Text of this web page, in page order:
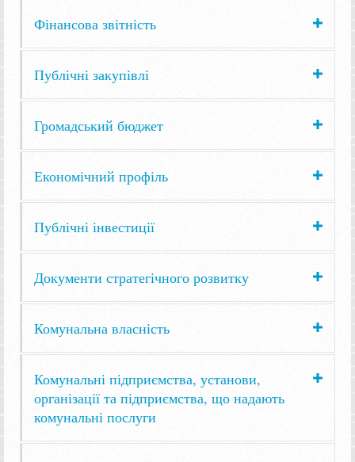
Фінансова звітність
Публічні закупівлі
Громадський бюджет
Економічний профіль
Публічні інвестиції
Документи стратегічного розвитку
Комунальна власність
Комунальні підприємства, установи,
організації та підприємства, що надають
комунальні послуги